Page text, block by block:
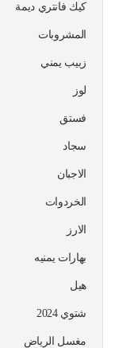
كيك فانتري ديمة
المشروبات
زبيب يمني
لوز
فستق
سجاد
الاجبان
الخردوات
الارز
بهارات يمنيه
هيل
شتوي 2024
مغسل الرياض